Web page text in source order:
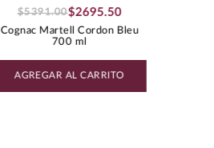
$2695.50
$5391.00
Cognac Martell Cordon Bleu
700 ml
AGREGAR AL CARRITO